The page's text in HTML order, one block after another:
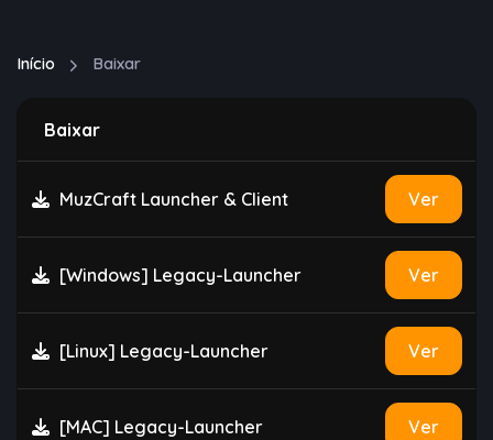
Início Baixar
Baixar
MuzCraft Launcher & Client Ver
[Windows] Legacy-Launcher Ver
[Linux] Legacy-Launcher Ver
[MAC] Legacy-Launcher Ver